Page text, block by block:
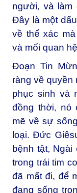
người, và làm
Đây là một
về thể xác
và mối quan
Đoạn Tin
ràng về
phục sinh và
đồng thời, nó
mẽ về sự
loại. Đức
bệnh tật,
trong trái tim
đã mất đi, để
đang sống